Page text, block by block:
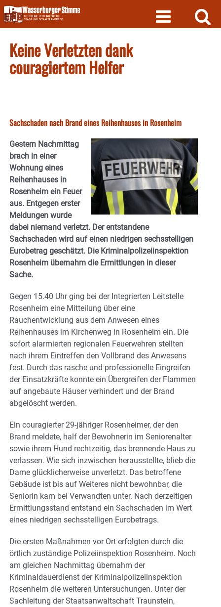
Skip
to
content
Keine Verletzten dank
couragiertem Helfer
Sachschaden nach Brand eines Reihenhauses in Rosenheim
Gestern Nachmittag
brach in einer
Wohnung eines
Reihenhauses in
Rosenheim ein Feuer
aus. Entgegen erster
Meldungen wurde
dabei niemand verletzt. Der entstandene
Sachschaden wird auf einen niedrigen sechsstelligen
Eurobetrag geschätzt. Die Kriminalpolizeiinspektion
Rosenheim übernahm die Ermittlungen in dieser
Sache.
Gegen 15.40 Uhr ging bei der Integrierten Leitstelle
Rosenheim eine Mitteilung über eine
Rauchentwicklung aus dem Anwesen eines
Reihenhauses im Kirchenweg in Rosenheim ein. Die
sofort alarmierten regionalen Feuerwehren stellten
nach ihrem Eintreffen den Vollbrand des Anwesens
fest. Durch das rasche und professionelle Eingreifen
der Einsatzkräfte konnte ein Übergreifen der Flammen
auf angebaute Häuser verhindert und der Brand
abgelöscht werden.
Ein couragierter 29-jähriger Rosenheimer, der den
Brand meldete, half der Bewohnerin im Seniorenalter
sowie ihrem Hund rechtzeitig, das brennende Haus zu
verlassen. Wie sich inzwischen herausstellte, blieb die
Dame glücklicherweise unverletzt. Das betroffene
Gebäude ist bis auf Weiteres nicht bewohnbar, die
Seniorin kam bei Verwandten unter. Nach derzeitigen
Ermittlungsstand entstand ein Sachschaden im Wert
eines niedrigen sechsstelligen Eurobetrags.
Die ersten Maßnahmen vor Ort erfolgten durch die
örtlich zuständige Polizeiinspektion Rosenheim. Noch
am gleichen Nachmittag übernahm der
Kriminaldauerdienst der Kriminalpolizeiinspektion
Rosenheim die weiteren Untersuchungen. Unter der
Sachleitung der Staatsanwaltschaft Traunstein,